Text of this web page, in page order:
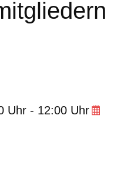
Uhr - 12:00 Uhr